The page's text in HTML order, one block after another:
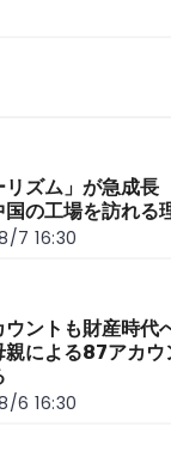
kリズム」が急成
国の工場を訪れる
7 16:30
ウントも財産時
親による87アカウ
6 16:30